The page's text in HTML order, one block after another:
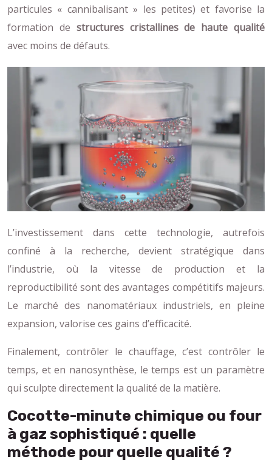
particules « cannibalisant » les petites) et favorise la
formation de structures cristallines de haute qualité
avec moins de défauts.
L’investissement dans cette technologie, autrefois
confiné à la recherche, devient stratégique dans
l’industrie, où la vitesse de production et la
reproductibilité sont des avantages compétitifs majeurs.
Le marché des nanomatériaux industriels, en pleine
expansion, valorise ces gains d’efficacité.
Finalement, contrôler le chauffage, c’est contrôler le
temps, et en nanosynthèse, le temps est un paramètre
qui sculpte directement la qualité de la matière.
Cocotte-minute chimique ou four
à gaz sophistiqué : quelle
méthode pour quelle qualité ?